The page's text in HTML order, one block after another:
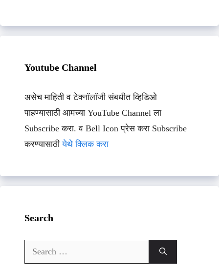
Youtube Channel
असेच माहिती व टेक्नॉलॉजी संबधीत व्हिडिओ
पाहण्यासाठी आमच्या YouTube Channel ला
Subscribe करा. व Bell Icon प्रेस करा Subscribe
करण्यासाठीयेथे क्लिक करा
Search
Search
for: